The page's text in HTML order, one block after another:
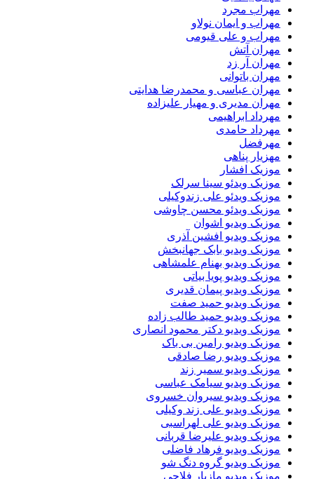
مهراب مجرد
مهراب و ایمان نولاو
مهراب و علی قیومی
مهران آتش
مهران آر زد
مهران باتوانی
مهران عباسی و محمدرضا هدایتی
مهران مدیری و مهیار علیزاده
مهرداد ابراهیمی
مهرداد حامدی
مهرفضل
مهزیار پناهی
موزیک افشار
موزیک ویدئو سینا سرلک
موزیک ویدئو علی زندوکیلی
موزیک ویدئو محسن چاوشی
موزیک ویدیو اشوان
موزیک ویدیو افشین آذری
موزیک ویدیو بابک جهانبخش
موزیک ویدیو بهنام علمشاهی
موزیک ویدیو پویا بیاتی
موزیک ویدیو پیمان قدیری
موزیک ویدیو حمید صفت
موزیک ویدیو حمید طالب زاده
موزیک ویدیو دکتر محمود انصاری
موزیک ویدیو رامین بی باک
موزیک ویدیو رضا صادقی
موزیک ویدیو سمیر زند
موزیک ویدیو سیامک عباسی
موزیک ویدیو سیروان خسروی
موزیک ویدیو علی زند وکیلی
موزیک ویدیو علی لهراسبی
موزیک ویدیو علیرضا قربانی
موزیک ویدیو فرهاد فاضلی
موزیک ویدیو گروه دنگ شو
موزیک ویدیو مازیار فلاحی